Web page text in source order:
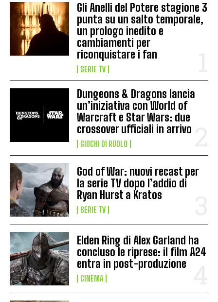
Gli Anelli del Potere stagione 3
punta su un salto temporale,
un prologo inedito e
cambiamenti per
riconquistare i fan
SERIE TV
Dungeons & Dragons lancia
un’iniziativa con World of
Warcraft e Star Wars: due
crossover ufficiali in arrivo
GIOCHI DI RUOLO
God of War: nuovi recast per
la serie TV dopo l’addio di
Ryan Hurst a Kratos
SERIE TV
Elden Ring di Alex Garland ha
concluso le riprese: il film A24
entra in post-produzione
CINEMA